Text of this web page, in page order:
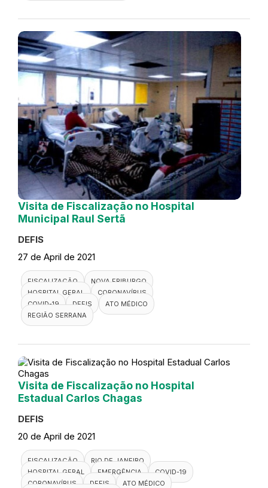
Visita de Fiscalização no Hospital
Municipal Raul Sertã
DEFIS
27 de April de 2021
FISCALIZAÇÃO
NOVA FRIBURGO
HOSPITAL GERAL
CORONAVÍRUS
COVID-19
DEFIS
ATO MÉDICO
REGIÃO SERRANA
Visita de Fiscalização no Hospital
Estadual Carlos Chagas
DEFIS
20 de April de 2021
FISCALIZAÇÃO
RIO DE JANEIRO
HOSPITAL GERAL
EMERGÊNCIA
COVID-19
CORONAVÍRUS
DEFIS
ATO MÉDICO